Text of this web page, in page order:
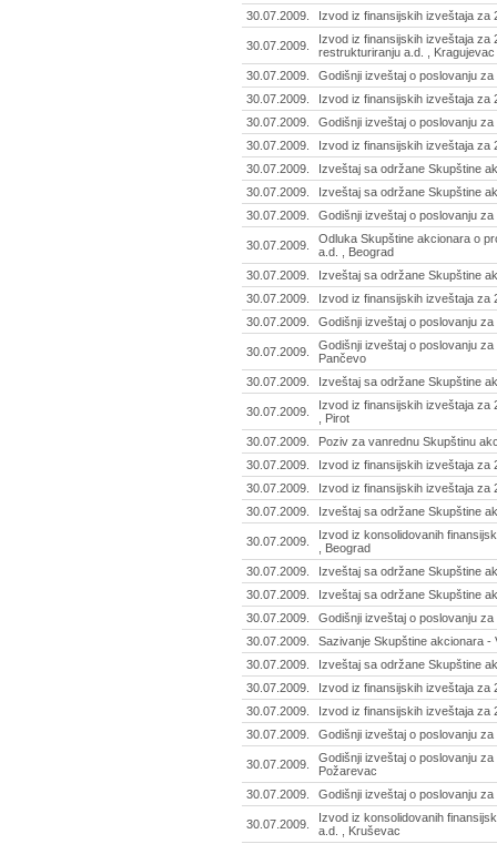
30.07.2009.
Izvod iz finansijskih izveštaja za
30.07.2009.
Izvod iz finansijskih izveštaja za
restrukturiranju a.d. , Kragujevac
30.07.2009.
Godišnji izveštaj o poslovanju
30.07.2009.
Izvod iz finansijskih izveštaja za
30.07.2009.
Godišnji izveštaj o poslovanju
30.07.2009.
Izvod iz finansijskih izveštaja za
30.07.2009.
Izveštaj sa održane Skupštine
30.07.2009.
Izveštaj sa održane Skupštine
30.07.2009.
Godišnji izveštaj o poslovanju
30.07.2009.
Odluka Skupštine akcionara o
a.d. , Beograd
30.07.2009.
Izveštaj sa održane Skupštine
30.07.2009.
Izvod iz finansijskih izveštaja za
30.07.2009.
Godišnji izveštaj o poslovanju
30.07.2009.
Godišnji izveštaj o poslovanju
Pančevo
30.07.2009.
Izveštaj sa održane Skupštine
30.07.2009.
Izvod iz finansijskih izveštaja za
, Pirot
30.07.2009.
Poziv za vanrednu Skupštinu
30.07.2009.
Izvod iz finansijskih izveštaja za
30.07.2009.
Izvod iz finansijskih izveštaja za
30.07.2009.
Izveštaj sa održane Skupštine
30.07.2009.
Izvod iz konsolidovanih
, Beograd
30.07.2009.
Izveštaj sa održane Skupštine
30.07.2009.
Izveštaj sa održane Skupštine
30.07.2009.
Godišnji izveštaj o poslovanju
30.07.2009.
Sazivanje Skupštine akcionara -
30.07.2009.
Izveštaj sa održane Skupštine
30.07.2009.
Izvod iz finansijskih izveštaja za
30.07.2009.
Izvod iz finansijskih izveštaja za
30.07.2009.
Godišnji izveštaj o poslovanju
30.07.2009.
Godišnji izveštaj o poslovanju
Požarevac
30.07.2009.
Godišnji izveštaj o poslovanju
30.07.2009.
Izvod iz konsolidovanih
a.d. , Kruševac